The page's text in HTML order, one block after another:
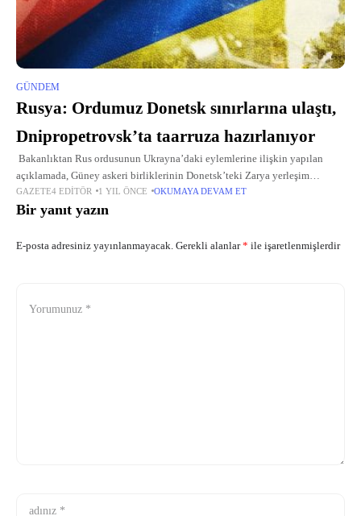
GÜNDEM
Rusya: Ordumuz Donetsk sınırlarına ulaştı,
Dnipropetrovsk’ta taarruza hazırlanıyor
Bakanlıktan Rus ordusunun Ukrayna’daki eylemlerine ilişkin yapılan
açıklamada, Güney askeri birliklerinin Donetsk’teki Zarya yerleşim
birimini kontrol altına aldığı aktarıldı. Açıklamada, “Merkez kuvvetler
grubunun 90. Tank Tümeni’ne bağlı birlikler
GAZETE4 EDITÖR 1 YIL ÖNCE OKUMAYA DEVAM ET
Bir yanıt yazın
E-posta adresiniz yayınlanmayacak. Gerekli alanlar* ile işaretlenmişlerdir